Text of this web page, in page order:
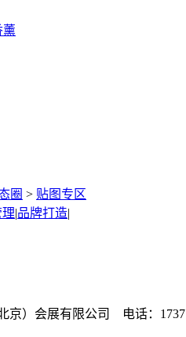
薰
圈 > 贴图专区
|品牌打造|
）会展有限公司 电话：